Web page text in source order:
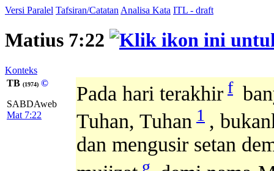
Versi Paralel Tafsiran/Catatan Analisa Kata ITL - draft
Matius 7:22
Konteks
TB (1974) ©
SABDAweb
Mat 7:22
Pada hari terakhir f
Tuhan, Tuhan 1 ,
dan mengusir setan
g